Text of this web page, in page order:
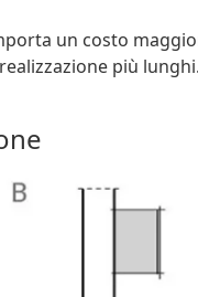
un costo
più lunghi.